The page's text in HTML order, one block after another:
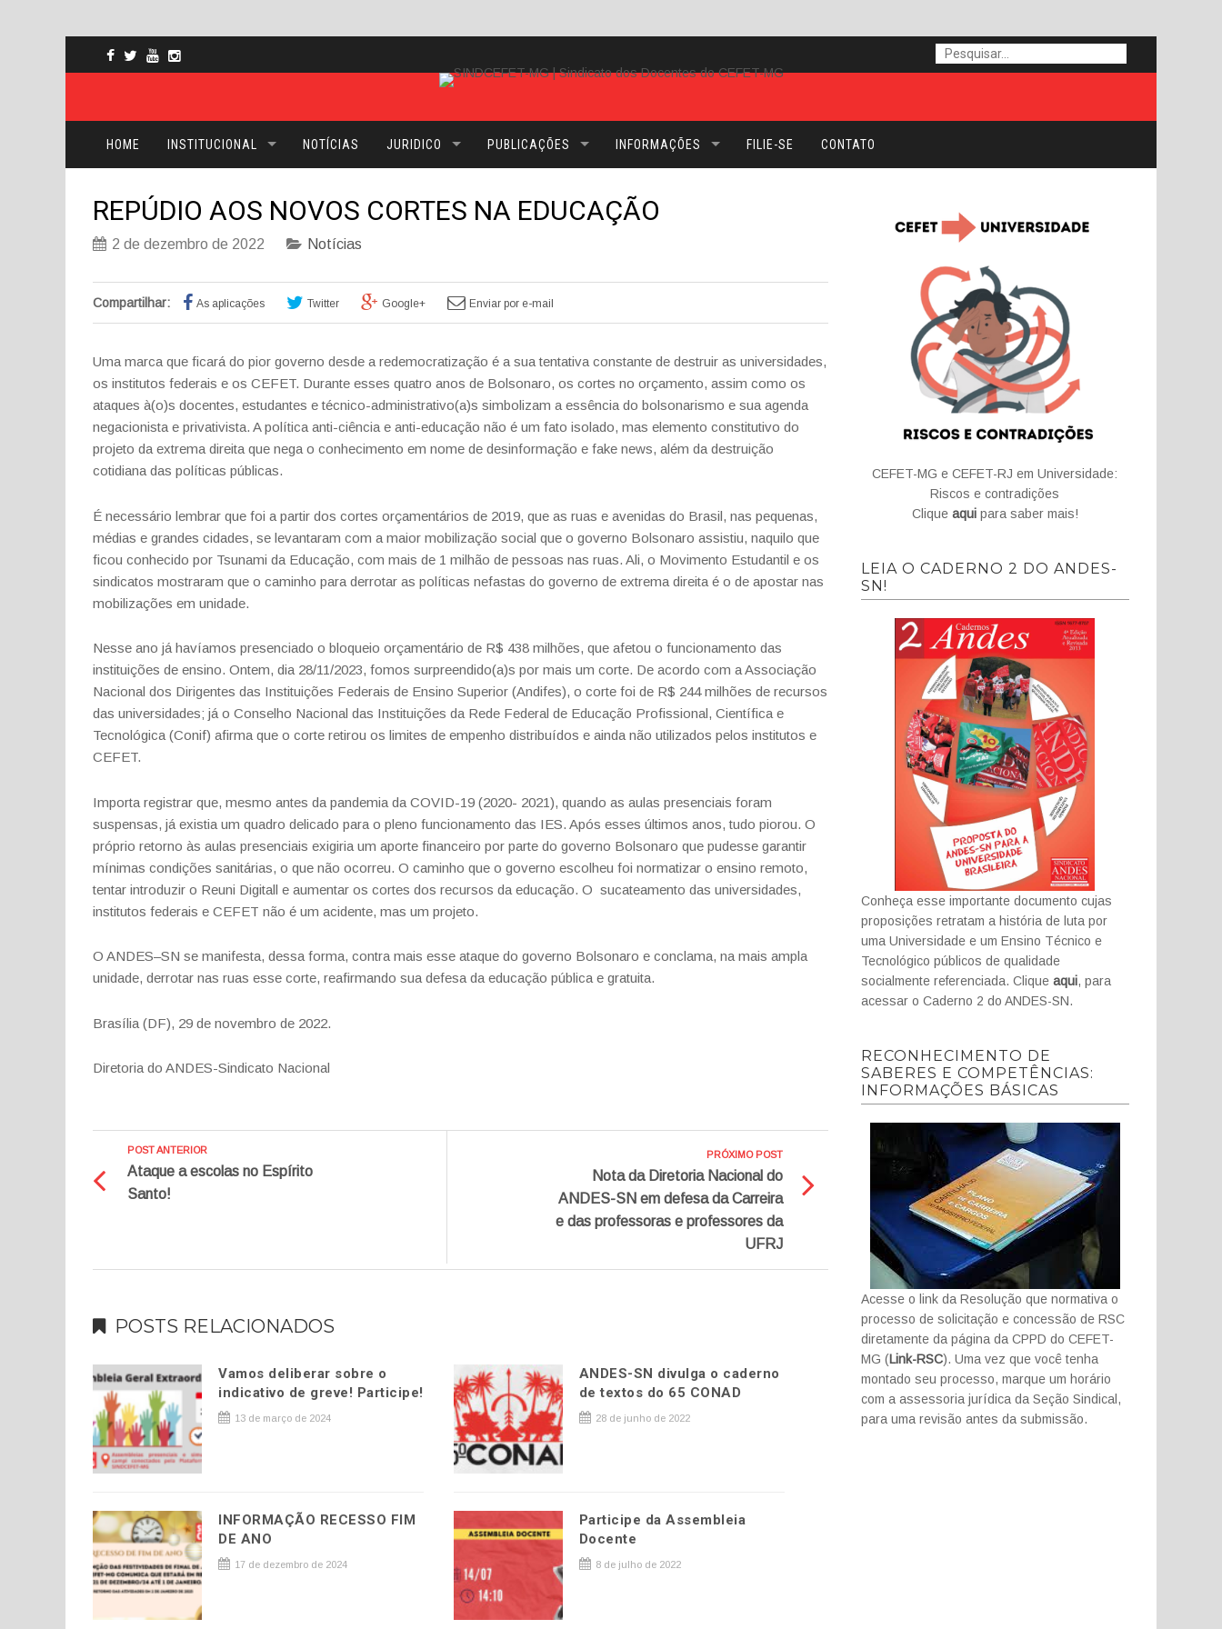
HOME INSTITUCIONAL NOTÍCIAS JURIDICO PUBLICAÇÕES INFORMAÇÕES FILIE-SE CONTATO
REPÚDIO AOS NOVOS CORTES NA EDUCAÇÃO
2 de dezembro de 2022 Notícias
Compartilhar: As aplicações Twitter Google+ Enviar por e-mail
Uma marca que ficará do pior governo desde a redemocratização é a suatentativa constante de destruir as universidades,
os institutos federais e os CEFET. Durante esses quatro anos de Bolsonaro, os cortes no orçamento, assim como os
ataques à(o)s docentes, estudantes e técnico-administrativo(a)s simbolizam a essência do bolsonarismo e sua agenda
negacionista e privativista. A política anti-ciência e anti-educação não é um fato isolado, mas elemento constitutivo do
projeto da extrema direita que nega o conhecimento em nome de desinformação e fake news, além da destruição
cotidiana das políticas públicas.
É necessário lembrar que foi a partir dos cortes orçamentários de 2019, que as ruas e avenidas do Brasil, nas pequenas,
médias e grandes cidades, se levantaram com a maior mobilização social que o governo Bolsonaro assistiu, naquilo que
ficou conhecido por Tsunami da Educação, com mais de 1 milhão de pessoas nas ruas. Ali, o Movimento Estudantil e os
sindicatos mostraram que o caminho para derrotar as políticas nefastas do governo de extrema direita é o de apostar nas
mobilizações em unidade.
Nesse ano já havíamos presenciado o bloqueio orçamentário de R$ 438 milhões, que afetou o funcionamento das
instituições de ensino. Ontem, dia 28/11/2023, fomos surpreendido(a)s por mais um corte. De acordo com a Associação
Nacional dos Dirigentes das Instituições Federais de Ensino Superior (Andifes), o corte foi de R$ 244milhões de recursos
das universidades; já o Conselho Nacional das Instituições da Rede Federal de Educação Profissional, Científica e
Tecnológica (Conif) afirma que o corte retirou os limites de empenho distribuídos e ainda não utilizados pelos institutos e
CEFET.
Importa registrar que, mesmo antes da pandemia da COVID-19 (2020- 2021), quando as aulas presenciais foram
suspensas, já existia um quadro delicado para o pleno funcionamento das IES. Após esses últimos anos, tudo piorou. O
próprio retorno às aulas presenciais exigiria um aporte financeiro por parte do governo Bolsonaro que pudesse garantir
mínimas condições sanitárias, o que não ocorreu. O caminho que o governo escolheu foi normatizar o ensino remoto,
tentar introduzir o Reuni Digitall e aumentar os cortes dos recursos da educação. O sucateamento das universidades,
institutos federais e CEFET não é um acidente, mas um projeto.
O ANDES–SN se manifesta, dessa forma, contra mais esse ataque do governo Bolsonaro e conclama, na mais ampla
unidade, derrotar nas ruas esse corte, reafirmando sua defesa da educação pública e gratuita.
Brasília (DF), 29 de novembro de 2022.
Diretoria do ANDES-Sindicato Nacional
POST ANTERIOR
Ataque a escolas no Espírito
Santo!
PRÓXIMO POST
Nota da Diretoria Nacional do
ANDES-SN em defesa da Carreira
e das professoras e professores da
UFRJ
POSTS RELACIONADOS
Vamos deliberar sobre o
indicativo de greve! Participe!
13 de março de 2024
ANDES-SN divulga o caderno
de textos do 65 CONAD
28 de junho de 2022
INFORMAÇÃO RECESSO FIM
DE ANO
17 de dezembro de 2024
Participe da Assembleia
Docente
8 de julho de 2022
CEFET-MG e CEFET-RJ em Universidade:
Riscos e contradições
Clique aquipara saber mais!
LEIA O CADERNO 2 DO ANDES-
SN!
Conheça esse importante documento cujas
proposições retratam a história de luta por
uma Universidade e um Ensino Técnico e
Tecnológico públicos de qualidade
socialmente referenciada. Clique aqui, para
acessar o Caderno 2 do ANDES-SN.
RECONHECIMENTO DE
SABERES E COMPETÊNCIAS:
INFORMAÇÕES BÁSICAS
Acesse o link da Resolução que normativa o
processo de solicitação e concessão de RSC
diretamente da página da CPPD do CEFET-
MG (Link-RSC). Uma vez que você tenha
montado seu processo, marque um horário
com a assessoria jurídica da Seção Sindical,
para uma revisão antes da submissão.